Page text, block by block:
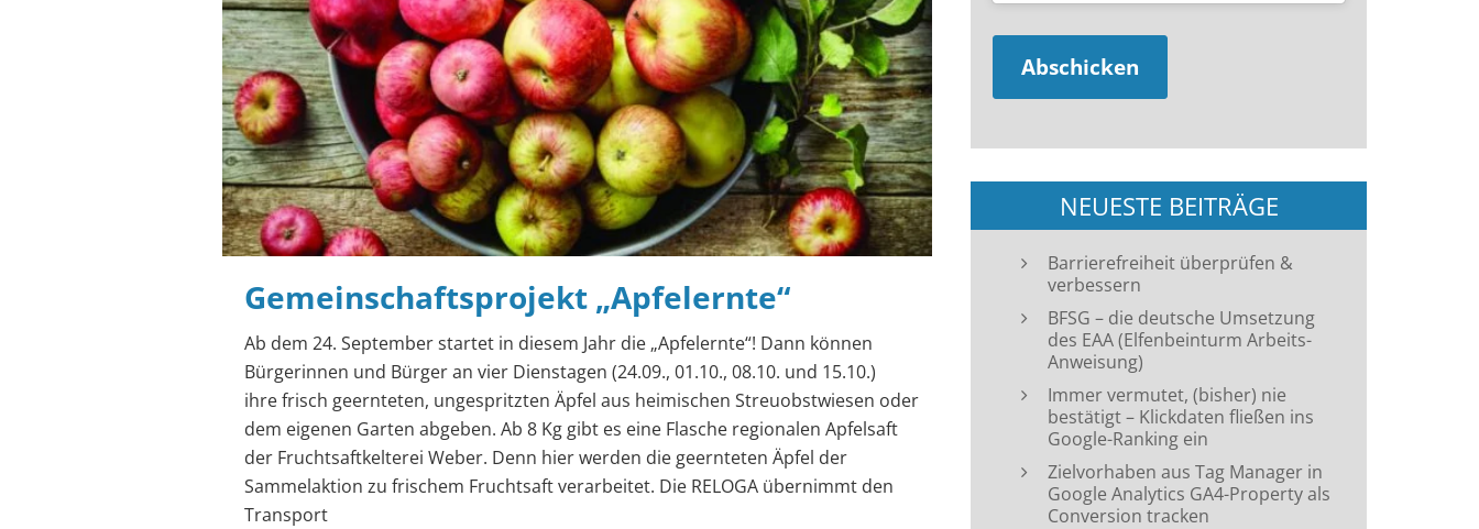
Gemeinschaftsprojekt „Apfelernte“
Ab dem 24. September startet in diesem Jahr die „Apfelernte“! Dann können
Bürgerinnen und Bürger an vier Dienstagen (24.09., 01.10., 08.10. und 15.10.)
ihre frisch geernteten, ungespritzten Äpfel aus heimischen Streuobstwiesen oder
dem eigenen Garten abgeben. Ab 8 Kg gibt es eine Flasche regionalen Apfelsaft
der Fruchtsaftkelterei Weber. Denn hier werden die geernteten Äpfel der
Sammelaktion zu frischem Fruchtsaft verarbeitet. Die RELOGA übernimmt den
Transport
NEUESTE BEITRÄGE
Barrierefreiheit überprüfen &
verbessern
BFSG – die deutsche Umsetzung
des EAA (Elfenbeinturm Arbeits-
Anweisung)
Immer vermutet, (bisher) nie
bestätigt – Klickdaten fließen ins
Google-Ranking ein
Zielvorhaben aus Tag Manager in
Google Analytics GA4-Property als
Conversion tracken